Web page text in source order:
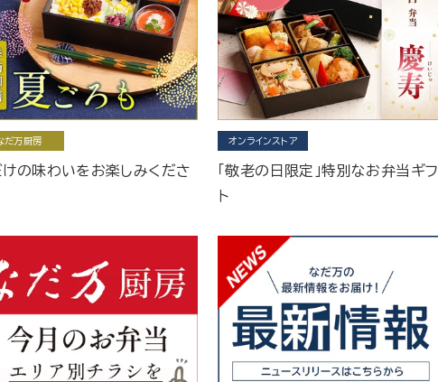
だ万厨房
の味わいをお楽しみくださ
オンラインストア
「敬老の日限定」特別なお弁当ギフ
ト